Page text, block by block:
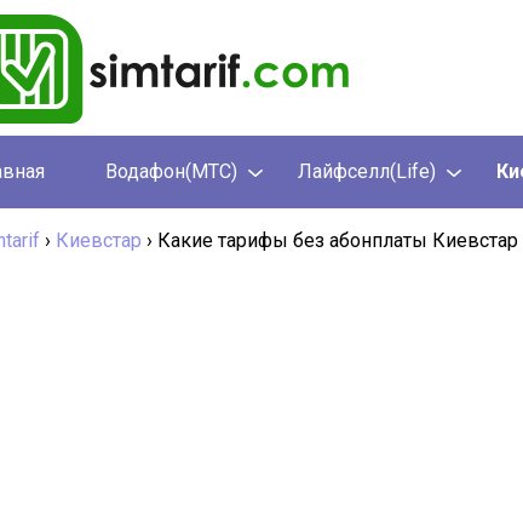
Водафон(МТС) Лайфселл(Life)
› Киевстар › Какие тарифы без абонплаты Киевстар